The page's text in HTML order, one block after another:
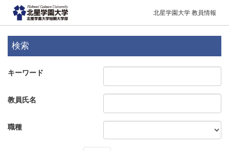
北星学園大学 教員情報
検索
キーワード
教員氏名
職種